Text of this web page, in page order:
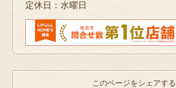
定休日：水曜日
このページをシェアする